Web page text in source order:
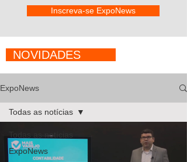
Inscreva-se ExpoNews
NOVIDADES
ExpoNews
Todas as notícias
ExpoNews
Todas as notícias